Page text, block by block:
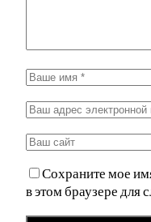
Сохраните мое
в этом браузере